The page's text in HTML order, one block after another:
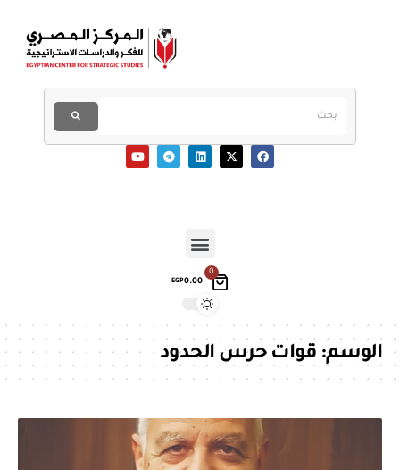
0
EGP0.00
الوسم:قوات حرس الحدود